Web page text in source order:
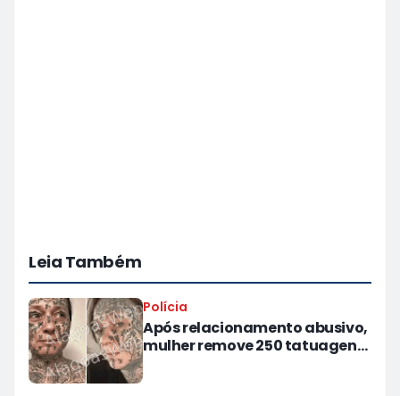
Leia Também
Polícia
Após relacionamento abusivo,
mulher remove 250 tatuagens